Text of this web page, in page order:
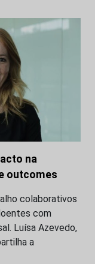
na
outcomes
colaborativos
com
Luísa Azevedo,
a